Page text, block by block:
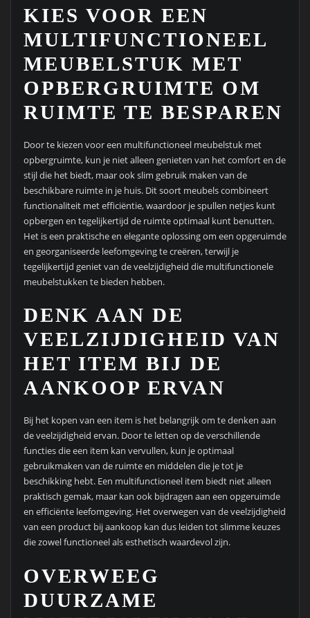
KIES VOOR EEN
MULTIFUNCTIONEEL
MEUBELSTUK MET
OPBERGRUIMTE OM
RUIMTE TE BESPAREN
Door te kiezen voor een multifunctioneel meubelstuk met
opbergruimte, kun je niet alleen genieten van het comfort en de
stijl die het biedt, maar ook slim gebruik maken van de
beschikbare ruimte in je huis. Dit soort meubels combineert
functionaliteit met efficiëntie, waardoor je spullen netjes kunt
opbergen en tegelijkertijd de ruimte optimaal kunt benutten.
Het is een praktische en elegante oplossing om een opgeruimde
en georganiseerde leefomgeving te creëren, terwijl je
tegelijkertijd geniet van de veelzijdigheid die multifunctionele
meubelstukken te bieden hebben.
DENK AAN DE
VEELZIJDIGHEID VAN
HET ITEM BIJ DE
AANKOOP ERVAN
Bij het kopen van een item is het belangrijk om te denken aan
de veelzijdigheid ervan. Door te letten op de verschillende
functies die een item kan vervullen, kun je optimaal
gebruikmaken van de ruimte en middelen die je tot je
beschikking hebt. Een multifunctioneel item biedt niet alleen
praktisch gemak, maar kan ook bijdragen aan een opgeruimde
en efficiënte leefomgeving. Het overwegen van de veelzijdigheid
van een product bij aankoop kan dus leiden tot slimme keuzes
die zowel functioneel als esthetisch waardevol zijn.
OVERWEEG
DUURZAME